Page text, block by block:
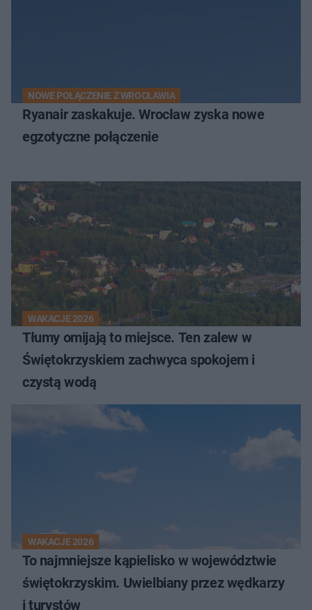
NOWE POŁĄCZENIE Z WROCŁAWIA
Ryanair zaskakuje. Wrocław zyska nowe
egzotyczne połączenie
WAKACJE 2026
Tłumy omijają to miejsce. Ten zalew w
Świętokrzyskiem zachwyca spokojem i
czystą wodą
WAKACJE 2026
To najmniejsze kąpielisko w województwie
świętokrzyskim. Uwielbiany przez wędkarzy
i turystów